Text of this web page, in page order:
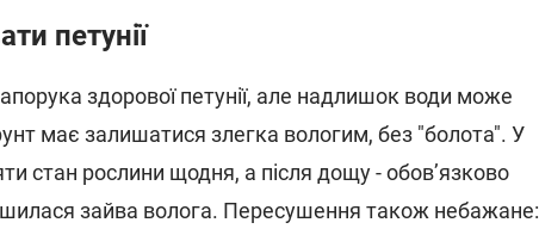
петунії
здорової петунії, але надлишок води може
має залишатися злегка вологим, без "болота". У
стан рослини щодня, а після дощу - обов’язково
зайва волога. Пересушення також небажане: